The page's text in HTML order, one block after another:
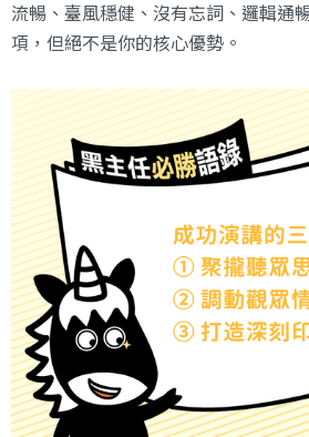
流暢、臺風穩健、沒有忘詞、邏輯
項，但絕不是你的核心優勢。